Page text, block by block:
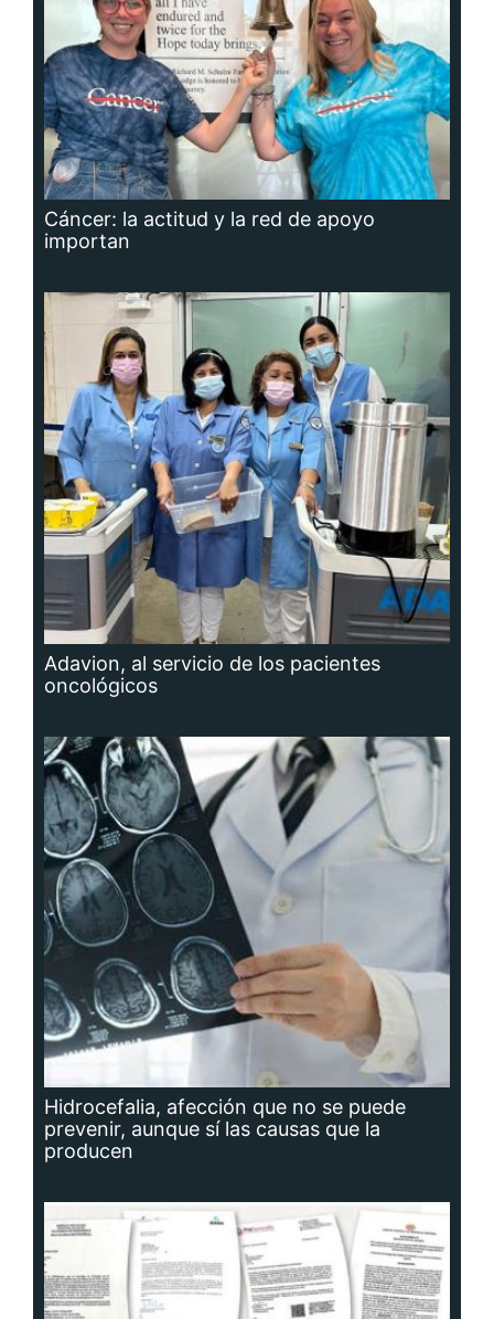
Cáncer: la actitud y la red de apoyo
importan
Adavion, al servicio de los pacientes
oncológicos
Hidrocefalia, afección que no se puede
prevenir, aunque sí las causas que la
producen